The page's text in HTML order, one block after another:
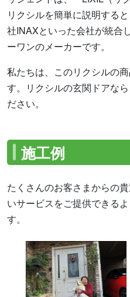
リクシルを簡単に説明する
社INAXといった会社が統合
ーワンのメーカーです。
私たちは、このリクシルの
す。リクシルの玄関ドアな
ださい。
施工例
たくさんのお客さまからの
いサービスをご提供できる
す。